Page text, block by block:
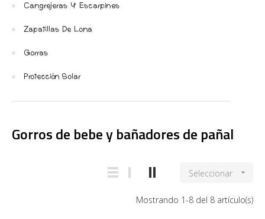
Cangrejeras Y Escarpines
Zapatillas De Lona
Gorras
Protección Solar
Gorros de bebe y bañadores de pañal
Seleccionar 
Mostrando 1-8 del 8 artículo(s)